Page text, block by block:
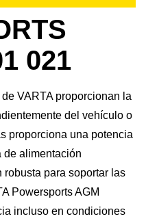
021
VARTA proporcionan la
del vehículo o
proporciona una potencia
de alimentación
para soportar las
Powersports AGM
incluso en condiciones